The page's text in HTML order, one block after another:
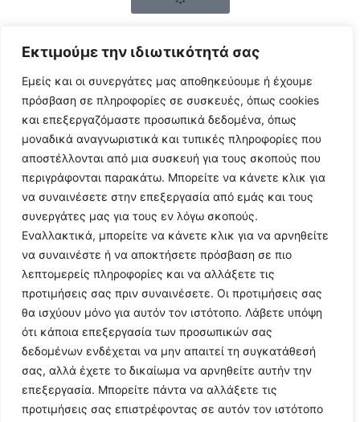
Εκτιμούμε την ιδιωτικότητά σας
Εμείς και οι συνεργάτες μας αποθηκεύουμε ή έχουμε
πρόσβαση σε πληροφορίες σε συσκευές, όπως cookies
και επεξεργαζόμαστε προσωπικά δεδομένα, όπως
μοναδικά αναγνωριστικά και τυπικές πληροφορίες που
αποστέλλονται από μια συσκευή για τους σκοπούς που
περιγράφονται παρακάτω. Μπορείτε να κάνετε κλικ για
να συναινέσετε στην επεξεργασία από εμάς και τους
συνεργάτες μας για τους εν λόγω σκοπούς.
Εναλλακτικά, μπορείτε να κάνετε κλικ για να αρνηθείτε
να συναινέστε ή να αποκτήσετε πρόσβαση σε πιο
λεπτομερείς πληροφορίες και να αλλάξετε τις
προτιμήσεις σας πριν συναινέσετε. Οι προτιμήσεις σας
θα ισχύουν μόνο για αυτόν τον ιστότοπο. Λάβετε υπόψη
ότι κάποια επεξεργασία των προσωπικών σας
δεδομένων ενδέχεται να μην απαιτεί τη συγκατάθεσή
σας, αλλά έχετε το δικαίωμα να αρνηθείτε αυτήν την
επεξεργασία. Μπορείτε πάντα να αλλάξετε τις
προτιμήσεις σας επιστρέφοντας σε αυτόν τον ιστότοπο
Follow Us
© 2024 All Rights Reserved
argolikianaptiksi.gr
είναι πιστοποιημένη στο
ηλεκτρονικό Μητρώο Ηλεκτρονικού Τύπου της ΓΓ Επικοινωνίας
και Ενημέρωσης (Αριθμός ΜΗΤ 242062)